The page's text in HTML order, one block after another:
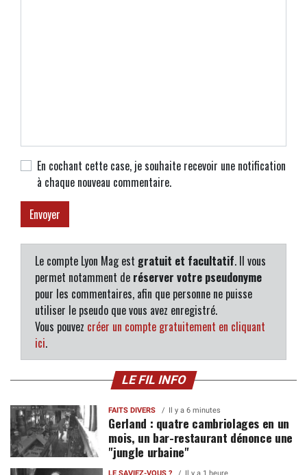
En cochant cette case, je souhaite recevoir une notification
à chaque nouveau commentaire.
Le compte Lyon Mag est gratuit et facultatif. Il vous
permet notamment de réserver votre pseudonyme
pour les commentaires, afin que personne ne puisse
utiliser le pseudo que vous avez enregistré.
Vous pouvez créer un compte gratuitement en cliquant
ici.
LE FIL INFO
FAITS DIVERS Il y a 6 minutes
Gerland : quatre cambriolages en un
mois, un bar-restaurant dénonce une
"jungle urbaine"